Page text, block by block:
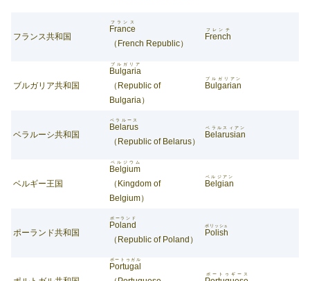
フランス共和国
France
フランス
（French Republic）
French
フレンチ
ブルガリア共和国
Bulgaria
ブルガリア
（Republic of
Bulgaria）
Bulgarian
ブルガリアン
ベラルーシ共和国
Belarus
ベラルース
（Republic of Belarus）
Belarusian
ベラルスィアン
ベルギー王国
Belgium
ベルジウム
（Kingdom of
Belgium）
Belgian
ベルジアン
ポーランド共和国
Poland
ポーランド
（Republic of Poland）
Polish
ポリッシュ
Portugal
ポートゥガル
ポートゥギース